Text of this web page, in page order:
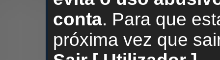
conta. Para que
próxima vez que